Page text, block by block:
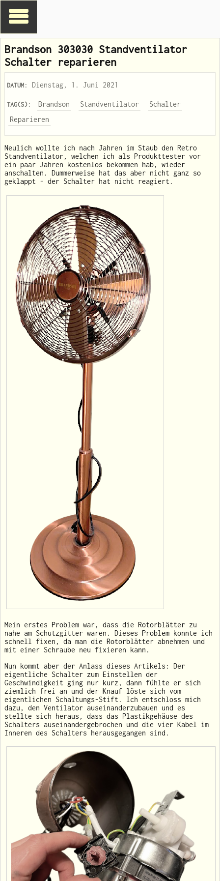
Brandson 303030 Standventilator
Schalter reparieren
DATUM: Dienstag, 1. Juni 2021
TAG(S): Brandson Standventilator
Schalter
Reparieren
Neulich wollte ich nach Jahren im Staub den Retro
Standventilator, welchen ich als Produkttester vor
ein paar Jahren kostenlos bekommen hab, wieder
anschalten. Dummerweise hat das aber nicht ganz so
geklappt - der Schalter hat nicht reagiert.
Mein erstes Problem war, dass die Rotorblätter zu
nahe am Schutzgitter waren. Dieses Problem konnte ich
schnell fixen, da man die Rotorblätter abnehmen und
mit einer Schraube neu fixieren kann.
Nun kommt aber der Anlass dieses Artikels: Der
eigentliche Schalter zum Einstellen der
Geschwindigkeit ging nur kurz, dann fühlte er sich
ziemlich frei an und der Knauf löste sich vom
eigentlichen Schaltungs-Stift. Ich entschloss mich
dazu, den Ventilator auseinanderzubauen und es
stellte sich heraus, dass das Plastikgehäuse des
Schalters auseinandergebrochen und die vier Kabel im
Inneren des Schalters herausgegangen sind.